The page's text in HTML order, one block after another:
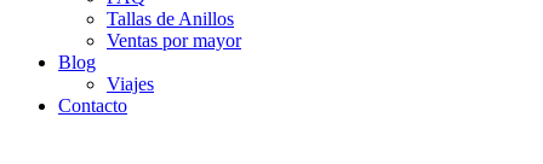
Tallas de Anillos
Ventas por mayor
Blog
Viajes
Contacto